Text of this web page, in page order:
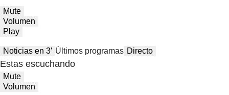
Mute
Volumen
Play
Noticias en 3′ Últimos programas Directo
Estas escuchando
Mute
Volumen